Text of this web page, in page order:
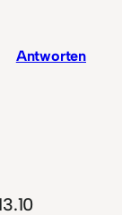
Antworten